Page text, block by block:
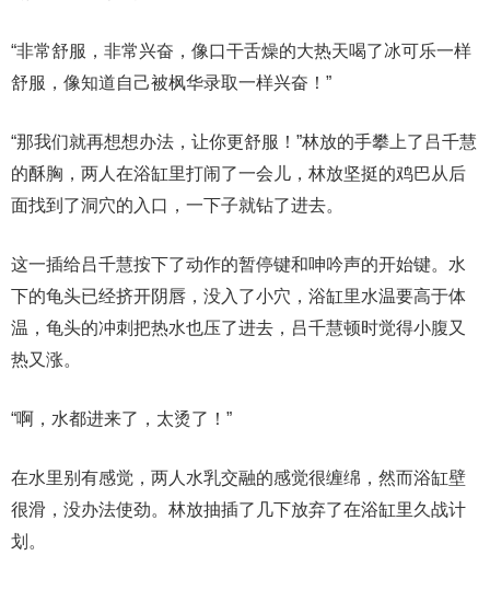
“非常舒服，非常兴奋，像口干舌燥的大热天喝了冰可乐一样
舒服，像知道自己被枫华录取一样兴奋！”
“那我们就再想想办法，让你更舒服！”林放的手攀上了吕千慧
的酥胸，两人在浴缸里打闹了一会儿，林放坚挺的鸡巴从后
面找到了洞穴的入口，一下子就钻了进去。
这一插给吕千慧按下了动作的暂停键和呻吟声的开始键。水
下的龟头已经挤开阴唇，没入了小穴，浴缸里水温要高于体
温，龟头的冲刺把热水也压了进去，吕千慧顿时觉得小腹又
热又涨。
“啊，水都进来了，太烫了！”
在水里别有感觉，两人水乳交融的感觉很缠绵，然而浴缸壁
很滑，没办法使劲。林放抽插了几下放弃了在浴缸里久战计
划。